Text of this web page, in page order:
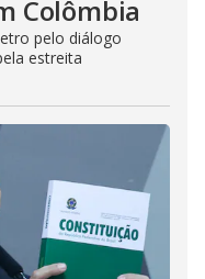
Colômbia
pelo diálogo
estreita